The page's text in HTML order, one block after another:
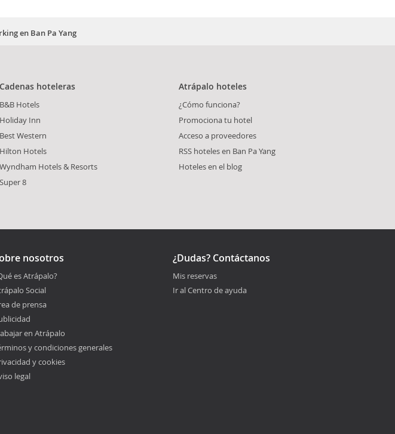
en Ban Pa Yang
Cadenas hoteleras
B&B Hotels
Holiday Inn
Best Western
Hilton Hotels
Wyndham Hotels & Resorts
Super 8
Atrápalo hoteles
¿Cómo funciona?
Promociona tu hotel
Acceso a proveedores
RSS hoteles en Ban Pa Yang
Hoteles en el blog
nosotros
es Atrápalo?
Social
de prensa
en Atrápalo
y condiciones generales
y cookies
legal
¿Dudas? Contáctanos
Mis reservas
Ir al Centro de ayuda